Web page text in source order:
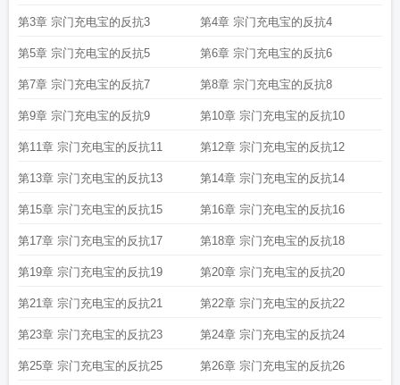
第3章 宗门充电宝的反抗3 第4章 宗门充电宝的反抗4
第5章 宗门充电宝的反抗5 第6章 宗门充电宝的反抗6
第7章 宗门充电宝的反抗7 第8章 宗门充电宝的反抗8
第9章 宗门充电宝的反抗9 第10章 宗门充电宝的反抗10
第11章 宗门充电宝的反抗11 第12章 宗门充电宝的反抗12
第13章 宗门充电宝的反抗13 第14章 宗门充电宝的反抗14
第15章 宗门充电宝的反抗15 第16章 宗门充电宝的反抗16
第17章 宗门充电宝的反抗17 第18章 宗门充电宝的反抗18
第19章 宗门充电宝的反抗19 第20章 宗门充电宝的反抗20
第21章 宗门充电宝的反抗21 第22章 宗门充电宝的反抗22
第23章 宗门充电宝的反抗23 第24章 宗门充电宝的反抗24
第25章 宗门充电宝的反抗25 第26章 宗门充电宝的反抗26